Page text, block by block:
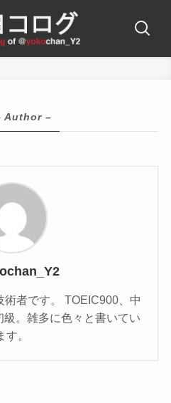
Author –
者です。 TOEIC900、中
。雑多に色々と書いてい
す。